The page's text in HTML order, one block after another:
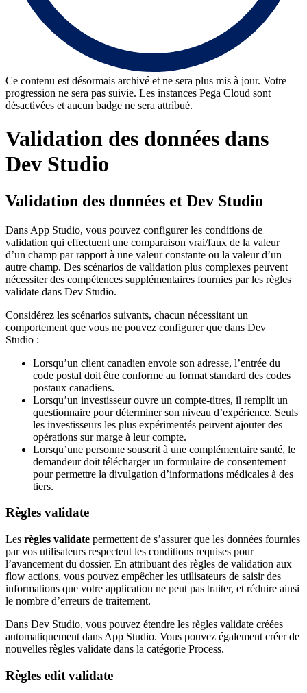
Ce contenu est désormais archivé et ne sera plus mis à jour. Votre
progression ne sera pas suivie. Les instances Pega Cloud sont
désactivées et aucun badge ne sera attribué.
Validation des données dans
Dev Studio
Validation des données et Dev Studio
Dans App Studio, vous pouvez configurer les conditions de
validation qui effectuent une comparaison vrai/faux de la valeur
d’un champ par rapport à une valeur constante ou la valeur d’un
autre champ. Des scénarios de validation plus complexes peuvent
nécessiter des compétences supplémentaires fournies par les règles
validate dans Dev Studio.
Considérez les scénarios suivants, chacun nécessitant un
comportement que vous ne pouvez configurer que dans Dev
Studio :
Lorsqu’un client canadien envoie son adresse, l’entrée du
code postal doit être conforme au format standard des codes
postaux canadiens.
Lorsqu’un investisseur ouvre un compte-titres, il remplit un
questionnaire pour déterminer son niveau d’expérience. Seuls
les investisseurs les plus expérimentés peuvent ajouter des
opérations sur marge à leur compte.
Lorsqu’une personne souscrit à une complémentaire santé, le
demandeur doit télécharger un formulaire de consentement
pour permettre la divulgation d’informations médicales à des
tiers.
Règles validate
Les règles validate permettent de s’assurer que les données fournies
par vos utilisateurs respectent les conditions requises pour
l’avancement du dossier. En attribuant des règles de validation aux
flow actions, vous pouvez empêcher les utilisateurs de saisir des
informations que votre application ne peut pas traiter, et réduire ainsi
le nombre d’erreurs de traitement.
Dans Dev Studio, vous pouvez étendre les règles validate créées
automatiquement dans App Studio. Vous pouvez également créer de
nouvelles règles validate dans la catégorie Process.
Règles edit validate